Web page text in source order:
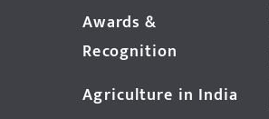
Awards &
Recognition
Agriculture in India